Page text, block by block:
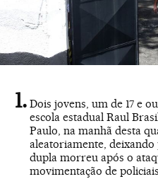
Dois jovens, um de 17 e
escola estadual Raul
Paulo, na manhã desta
aleatoriamente,
dupla morreu após o
movimentação de